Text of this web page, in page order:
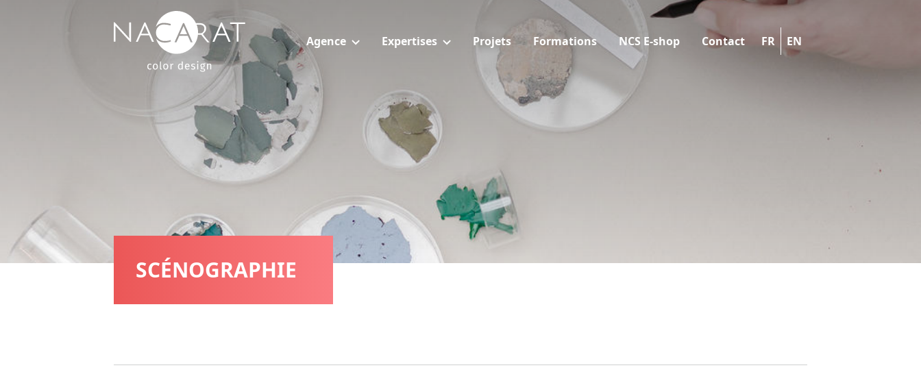
Agence Expertises Projets Formations NCS E-shop Contact FR EN
SCÉNOGRAPHIE